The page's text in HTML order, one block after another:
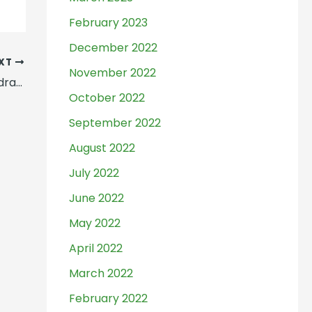
Semarak Perlombaan HUT ke-79 RI Madrasah Istiqlal Jakarta
February 2023
December 2022
November 2022
October 2022
September 2022
August 2022
July 2022
June 2022
May 2022
April 2022
March 2022
February 2022